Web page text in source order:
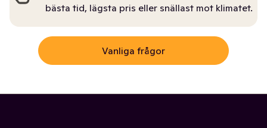
bästa tid, lägsta pris eller snällast mot klimatet.
Vanliga frågor